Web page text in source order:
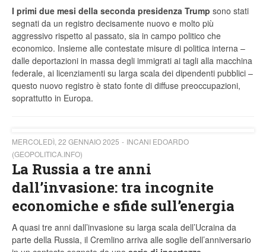
I primi due mesi della seconda presidenza Trump sono stati
segnati da un registro decisamente nuovo e molto più
aggressivo rispetto al passato, sia in campo politico che
economico. Insieme alle contestate misure di politica interna –
dalle deportazioni in massa degli immigrati ai tagli alla macchina
federale, ai licenziamenti su larga scala dei dipendenti pubblici –
questo nuovo registro è stato fonte di diffuse preoccupazioni,
soprattutto in Europa.
MERCOLEDÌ, 22 GENNAIO 2025
INCANI EDOARDO
(GEOPOLITICA.INFO)
La Russia a tre anni
dall’invasione: tra incognite
economiche e sfide sull’energia
A quasi tre anni dall’invasione su larga scala dell’Ucraina da
parte della Russia, il Cremlino arriva alle soglie dell’anniversario